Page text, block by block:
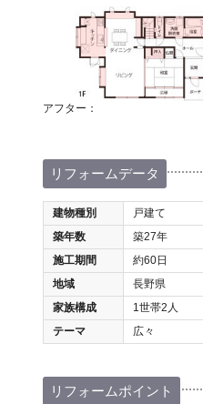
アフター：
リフォームデータ
建物種別
戸建て
築年数
築27年
施工期間
約60日
地域
長野県
家族構成
1世帯2人
テーマ
広々
リフォームポイント